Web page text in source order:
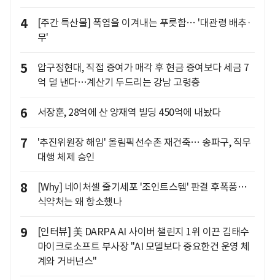
4
[주간 특산물] 폭염을 이겨내는 푸릇함… '대관령 배추·
무'
5
압구정현대, 직접 증여가 매각 후 현금 증여보다 세금 7
억 덜 낸다…계산기 두드리는 강남 고령층
6 서장훈, 28억에 산 양재역 빌딩 450억에 내놨다
7
'추진위원장 해임' 올림픽선수촌 재건축… 송파구, 직무
대행 체제 승인
8
[Why] 네이처셀 줄기세포 '조인트스템' 판결 후폭풍…
식약처는 왜 항소했나
9
[인터뷰] 美 DARPA AI 사이버 챌린지 1위 이끈 김태수
마이크로소프트 부사장 "AI 모델보다 중요한건 운영 체
계와 거버넌스"